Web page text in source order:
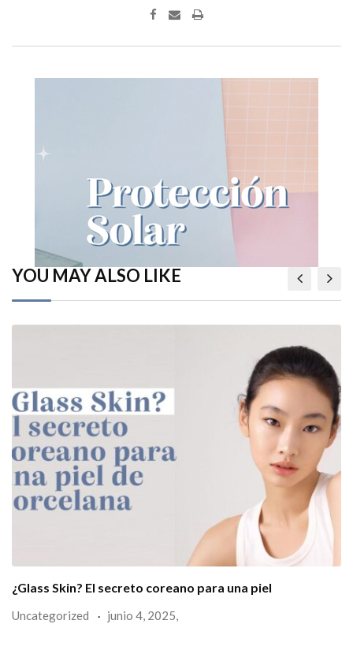
Print
YOU MAY ALSO LIKE
¿Glass Skin? El secreto coreano para una piel
Uncategorized junio 4, 2025,